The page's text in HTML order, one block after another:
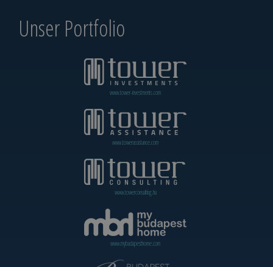
Unser Portfolio
www.tower-investments.com
www.towerassistance.com
www.towerconsulting.hu
www.mybudapesthome.com